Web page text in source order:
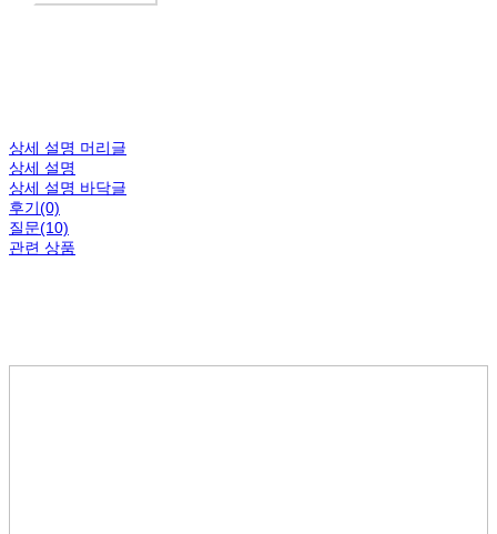
상세 설명 머리글
상세 설명
상세 설명 바닥글
후기(0)
질문(10)
관련 상품